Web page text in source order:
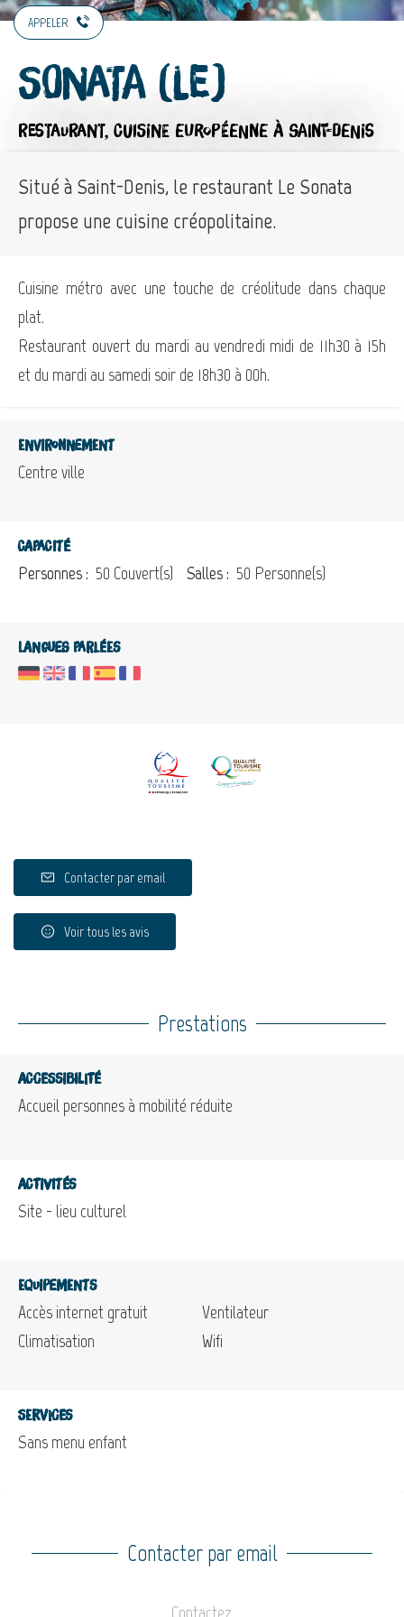
APPELER
Sonata (Le)
RESTAURANT, CUISINE EUROPÉENNE À SAINT-DENIS
Situé à Saint-Denis, le restaurant Le Sonata
propose une cuisine créopolitaine.
Cuisine métro avec une touche de créolitude dans chaque
plat.
Restaurant ouvert du mardi au vendredi midi de 11h30 à 15h
et du mardi au samedi soir de 18h30 à 00h.
Environnement
Centre ville
Capacité
Personnes : 50 Couvert(s) Salles : 50 Personne(s)
Langues parlées
Contacter par email
Voir tous les avis
Prestations
Accessibilité
Accueil personnes à mobilité réduite
Activités
Site - lieu culturel
Equipements
Accès internet gratuit
Climatisation
Ventilateur
Wifi
Services
Sans menu enfant
Contacter par email
Contactez